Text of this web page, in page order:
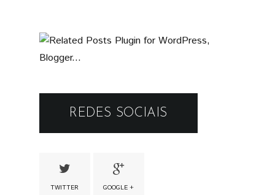
REDES SOCIAIS
TWITTER GOOGLE +